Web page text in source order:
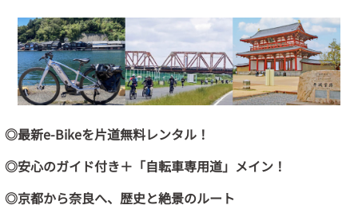
◎最新e-Bikeを片道無料レンタル！
◎安心のガイド付き＋「自転車専用道」メイン！
◎京都から奈良へ、歴史と絶景のルート